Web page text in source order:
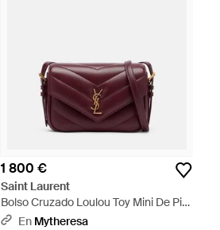
1 800 €
Saint Laurent
Bolso Cruzado Loulou Toy Mini De Piel
Matelasse - Morado
En Mytheresa